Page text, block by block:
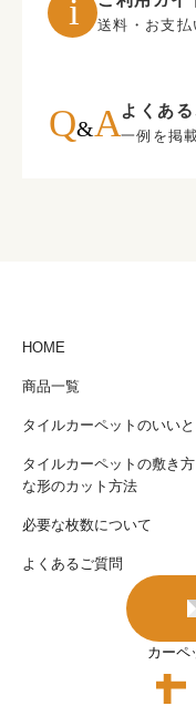
送料・お支払
よくあ
一例を掲
HOME
商品一覧
タイルカーペットのいい
タイルカーペットの敷き
な形のカット方法
必要な枚数について
よくあるご質問
カーペ